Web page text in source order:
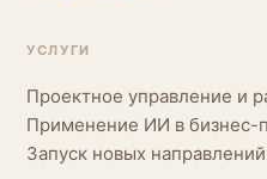
УСЛУГИ
Проектное управление и
Применение ИИ в бизнес-
Запуск новых